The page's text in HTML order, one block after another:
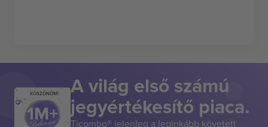
KÖSZÖNÖM! A világ első számú
jegyértékesítő piaca.
Ticombo® jelenleg a leginkább követett